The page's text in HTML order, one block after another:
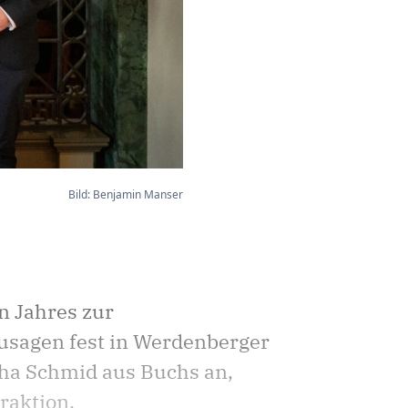
Bild: Benjamin Manser
Jahres zur
fest in Werdenberger
Schmid aus Buchs an,